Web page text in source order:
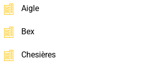
Aigle
Bex
Chesières